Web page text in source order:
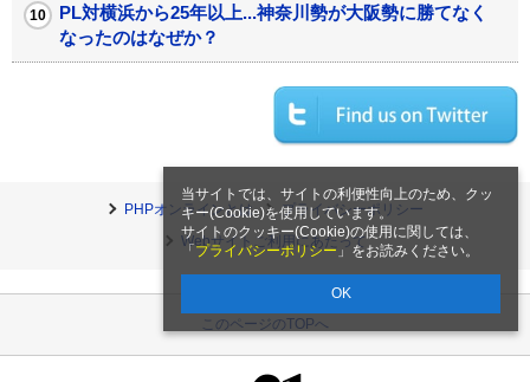
当サイトでは、サイトの利便性向上のため、クッ
キー(Cookie)を使用しています。
サイトのクッキー(Cookie)の使用に関しては、
「 プライバシーポリシー 」をお読みください。
OK
PL対横浜から25年以上...神奈川勢が大阪勢に勝てなく
なったのはなぜか？
PHPオンラインとは
プライバシーポリシー
Webサイトご利用にあたって
このページのTOPへ